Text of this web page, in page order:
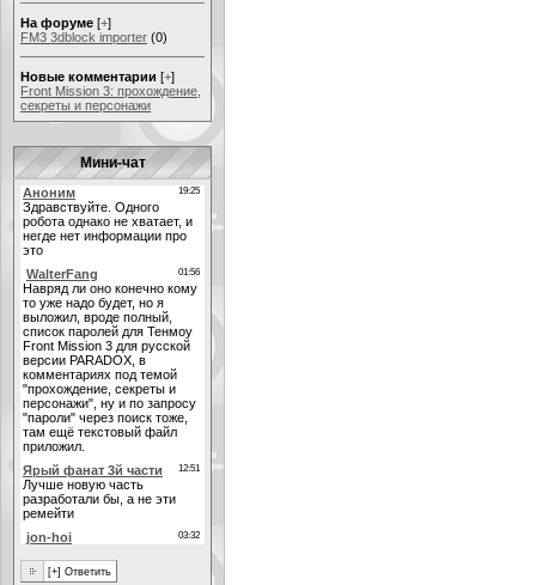
На форуме [+]
FM3 3dblock importer (0)
Новые комментарии [+]
Front Mission 3: прохождение,
секреты и персонажи
Мини-чат